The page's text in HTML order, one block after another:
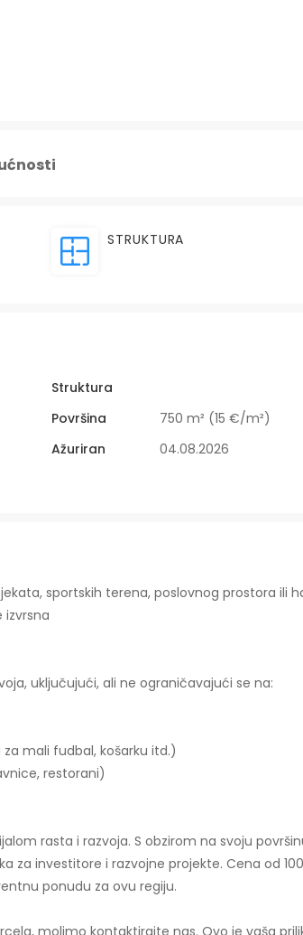
STRUKTURA
Struktura
Površina
750 m² (15 €/m²)
Ažuriran
04.08.2026
sportskih terena, poslovnog prostora ili
izvrsna
uključujući, ali ne ograničavajući se na:
mali fudbal, košarku itd.)
restorani)
rasta i razvoja. S obzirom na svoju
za investitore i razvojne projekte. Cena od
ponudu za ovu regiju.